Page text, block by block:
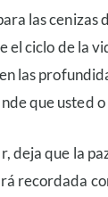
las cenizas
el ciclo de la
las
que usted o
deja que la
recordada